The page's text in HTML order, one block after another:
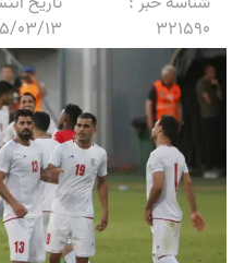
321590
1405/03/13